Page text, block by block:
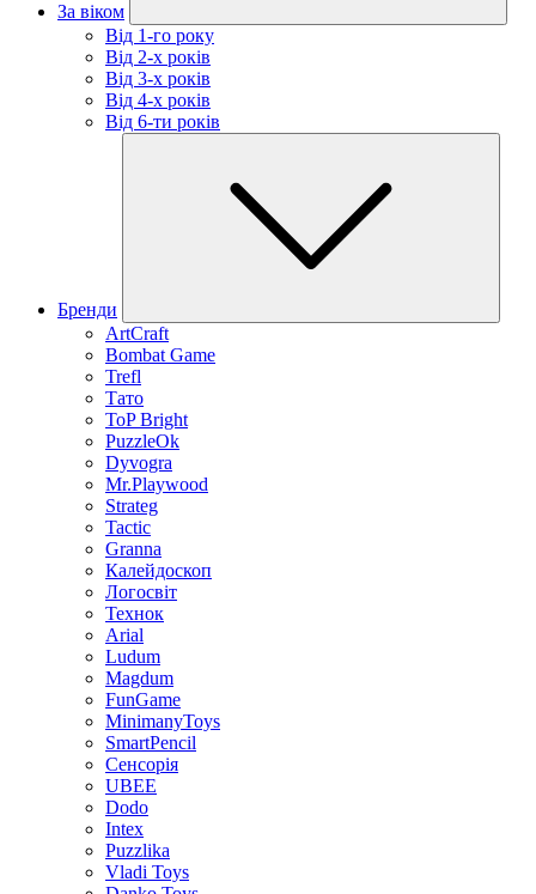
За віком
Від 1-го року
Від 2-х років
Від 3-х років
Від 4-х років
Від 6-ти років
Бренди
ArtCraft
Bombat Game
Trefl
Тато
ToP Bright
PuzzleOk
Dyvogra
Mr.Playwood
Strateg
Tactic
Granna
Калейдоскоп
Логосвіт
Технок
Arial
Ludum
Magdum
FunGame
MinimanyToys
SmartPencil
Сенсорія
UBEE
Dodo
Intex
Puzzlika
Vladi Toys